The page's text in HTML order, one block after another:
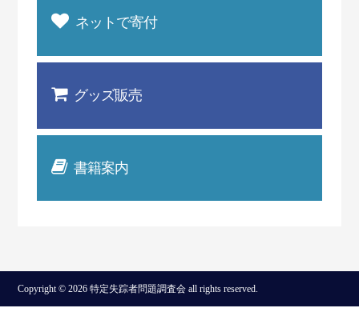
ネットで寄付
グッズ販売
書籍案内
Copyright © 2026 特定失踪者問題調査会 all rights reserved.